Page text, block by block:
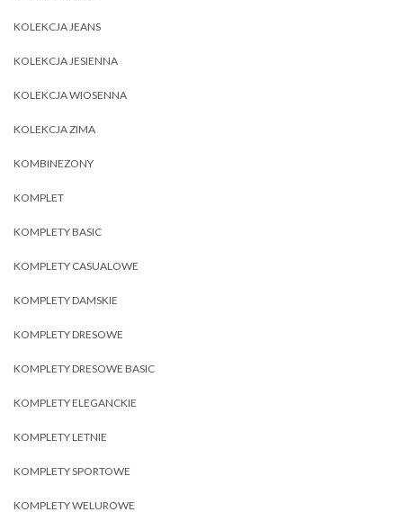
KOLEKCJA JEANS
KOLEKCJA JESIENNA
KOLEKCJA WIOSENNA
KOLEKCJA ZIMA
KOMBINEZONY
KOMPLET
KOMPLETY BASIC
KOMPLETY CASUALOWE
KOMPLETY DAMSKIE
KOMPLETY DRESOWE
KOMPLETY DRESOWE BASIC
KOMPLETY ELEGANCKIE
KOMPLETY LETNIE
KOMPLETY SPORTOWE
KOMPLETY WELUROWE